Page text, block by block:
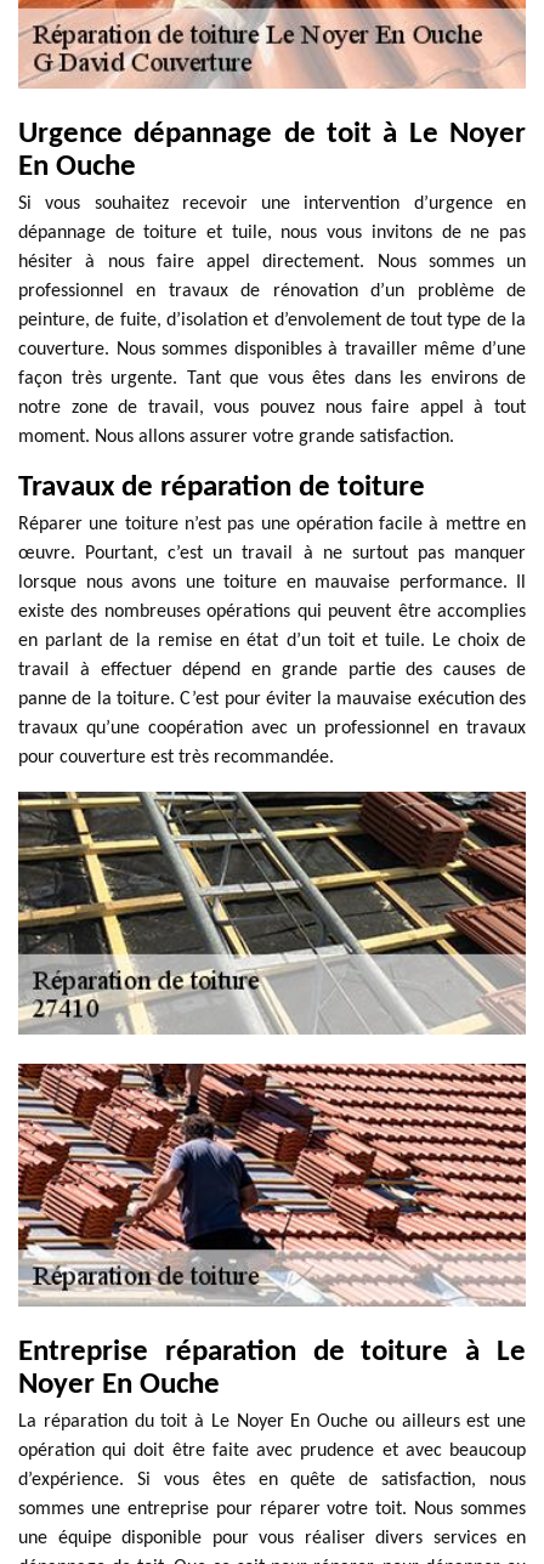
Urgence dépannage de toit à Le Noyer
En Ouche
Si vous souhaitez recevoir une intervention d’urgence en
dépannage de toiture et tuile, nous vous invitons de ne pas
hésiter à nous faire appel directement. Nous sommes un
professionnel en travaux de rénovation d’un problème de
peinture, de fuite, d’isolation et d’envolement de tout type de la
couverture. Nous sommes disponibles à travailler même d’une
façon très urgente. Tant que vous êtes dans les environs de
notre zone de travail, vous pouvez nous faire appel à tout
moment. Nous allons assurer votre grande satisfaction.
Travaux de réparation de toiture
Réparer une toiture n’est pas une opération facile à mettre en
œuvre. Pourtant, c’est un travail à ne surtout pas manquer
lorsque nous avons une toiture en mauvaise performance. Il
existe des nombreuses opérations qui peuvent être accomplies
en parlant de la remise en état d’un toit et tuile. Le choix de
travail à effectuer dépend en grande partie des causes de
panne de la toiture. C’est pour éviter la mauvaise exécution des
travaux qu’une coopération avec un professionnel en travaux
pour couverture est très recommandée.
Entreprise réparation de toiture à Le
Noyer En Ouche
La réparation du toit à Le Noyer En Ouche ou ailleurs est une
opération qui doit être faite avec prudence et avec beaucoup
d’expérience. Si vous êtes en quête de satisfaction, nous
sommes une entreprise pour réparer votre toit. Nous sommes
une équipe disponible pour vous réaliser divers services en